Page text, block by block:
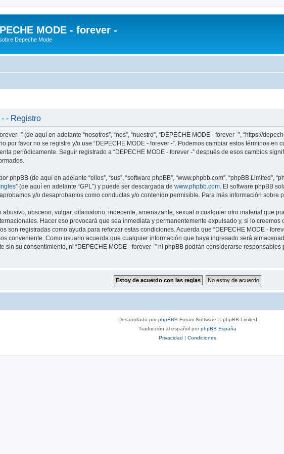
MODE - forever -
Depeche Mode
- Registro
-” (de aquí en adelante “nosotros”, “nos”, “nuestro”, “DEPECHE MODE - forever -”, “https://
por favor no se registre y/o use “DEPECHE MODE - forever -”. Podemos cambiar estos términos
periódicamente. Seguir registrado a “DEPECHE MODE - forever -” después de esos cambios
phpBB (de aquí en adelante “ellos”, “sus”, “software phpBB”, “www.phpbb.com”, “phpBB Limited”,
” (de aquí en adelante “GPL”) y puede ser descargada de www.phpbb.com. El software phpBB
y/o desaprobamos como conductas y/o contenido permisible. Para más información sobre
obsceno, vulgar, difamatorio, indecente, amenazante, sexual o cualquier otro material que
Hacer eso provocará que sea inmediata y permanentemente expulsado y, si lo
son registradas como ayuda para reforzar estas condiciones. Acuerda que “DEPECHE MODE -
conveniente. Como usuario acuerda que cualquier información que haya ingresado será
sin su consentimiento, ni “DEPECHE MODE - forever -” ni phpBB podrán considerarse
Desarrollado porphpBB® Forum Software © phpBB Limited
Traducción al español porphpBB España
Privacidad | Condiciones